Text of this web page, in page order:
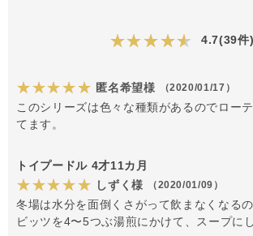
★★★★★ 4.7(39件)
★★★★★ 匿名希望様 （2020/01/17）
このシリーズは色々な種類があるのでロー
てます。
トイプードル 4才11カ月
★★★★★ しずく様 （2020/01/09）
冬場は水分を面倒くさがって飲まなくなる
ビッツを4〜5つぶ湯煎にかけて、スープに